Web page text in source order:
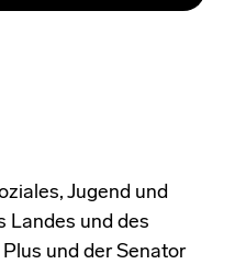
Jugend und
Landes und des
und der Senator